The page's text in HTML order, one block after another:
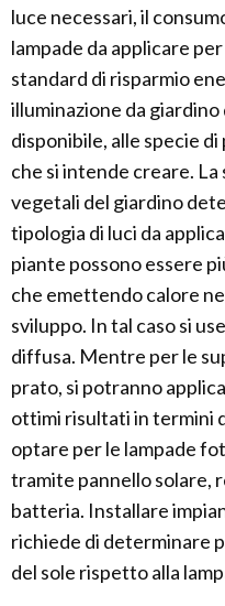
luce necessari, il
lampade da applicare
standard di risparmio
illuminazione da
disponibile, alle specie
che si intende creare.
vegetali del giardino
tipologia di luci da
piante possono essere
che emettendo calore
sviluppo. In tal caso si
diffusa. Mentre per le
prato, si potranno
ottimi risultati in termini
optare per le lampade
tramite pannello solare,
batteria. Installare
richiede di determinare
del sole rispetto alla